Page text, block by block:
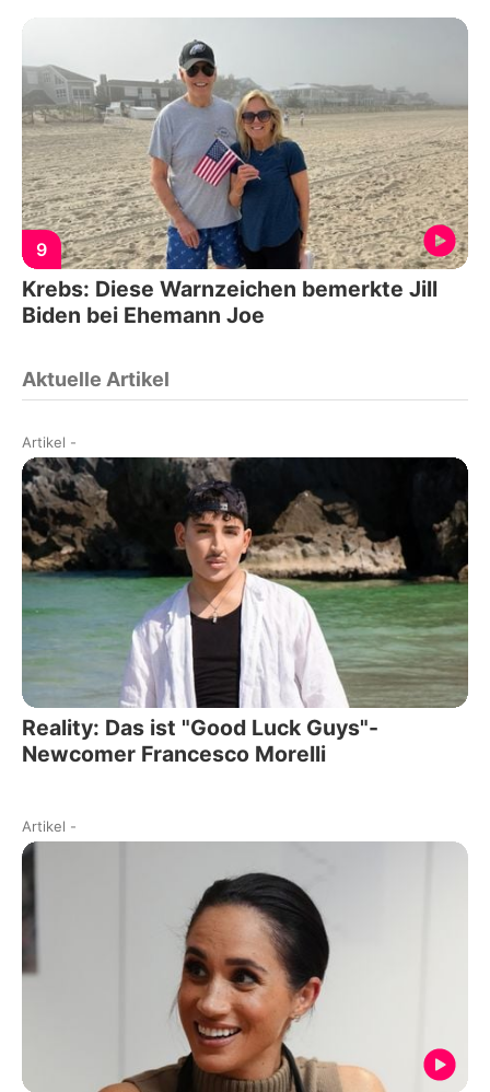
9
Krebs: Diese Warnzeichen bemerkte Jill
Biden bei Ehemann Joe
Aktuelle Artikel
Artikel -
Reality: Das ist "Good Luck Guys"-
Newcomer Francesco Morelli
Artikel -